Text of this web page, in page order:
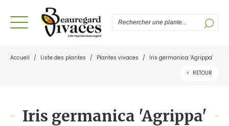
Accueil / Liste des plantes / Plantes vivaces /
Iris germanica 'Agrippa'
< RETOUR
Iris germanica 'Agrippa'